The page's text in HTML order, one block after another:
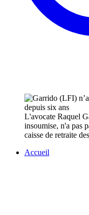
L'avocate Raquel
insoumise, n'a pas
caisse de retraite
Accueil